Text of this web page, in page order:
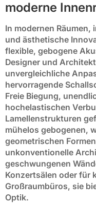
moderne
In modernen
und ästhetische
flexible, gebogene
Designer und
unvergleichliche
hervorragende
Freie Biegung,
hochelastischen
Lamellenstrukturen
mühelos gebogenen,
geometrischen
unkonventionelle
geschwungenen
Konzertsälen oder für
Großraumbüros, sie
Optik.